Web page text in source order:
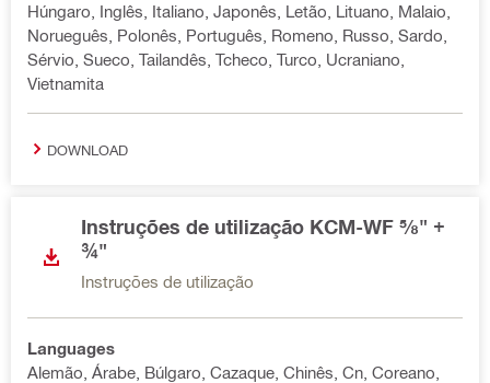
Húngaro, Inglês, Italiano, Japonês, Letão, Lituano, Malaio,
Norueguês, Polonês, Português, Romeno, Russo, Sardo,
Sérvio, Sueco, Tailandês, Tcheco, Turco, Ucraniano,
Vietnamita
DOWNLOAD
Instruções de utilização KCM-WF ⅝" +
¾"
Instruções de utilização
Languages
Alemão, Árabe, Búlgaro, Cazaque, Chinês, Cn, Coreano,